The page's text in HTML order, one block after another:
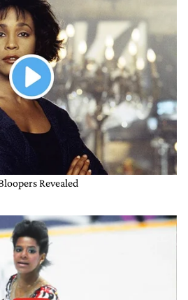
2 LOS MÁS RECIENTES
OCTUBRE DE 2022
de Ucrania de noche. Está
del Norte. Frío futuro para los
COMPARTIR
MARCAR
COMO